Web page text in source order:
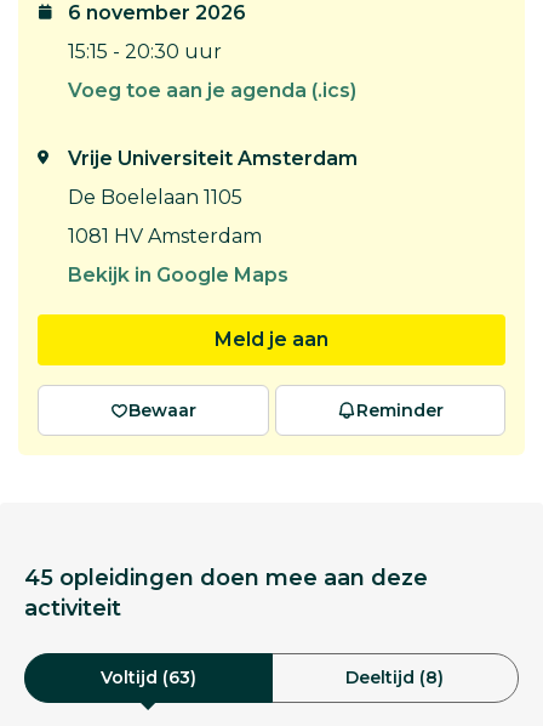
6 november 2026
15:15 - 20:30 uur
Voeg toe aan je agenda (.ics)
Vrije Universiteit Amsterdam
De Boelelaan 1105
1081 HV Amsterdam
Bekijk in Google Maps
Meld je aan
Bewaar Reminder
45 opleidingen doen mee aan deze
activiteit
Voltijd (63) Deeltijd (8)